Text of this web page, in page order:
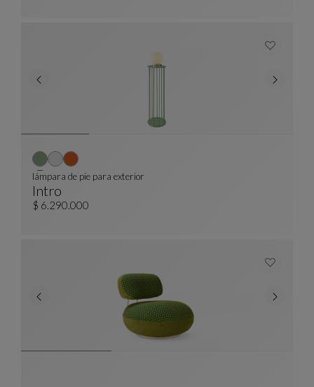
Intro
Lámpara De Pie Para Exterior
Ver Descripción Completa
lámpara de pie para exterior
$ 6.290.000